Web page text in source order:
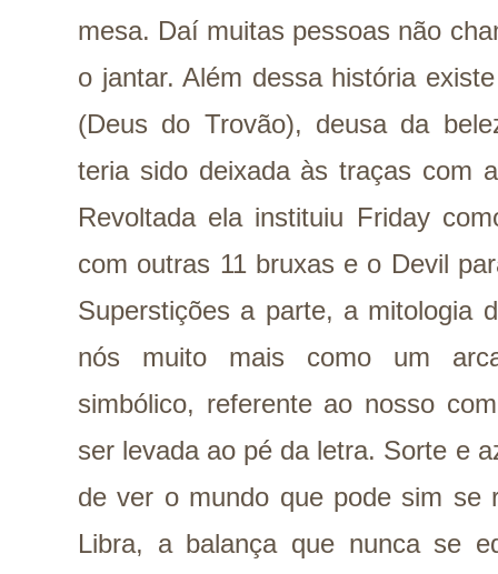
mesa. Daí muitas pessoas não
o jantar. Além dessa história
(Deus do Trovão), deusa da
teria sido deixada às traças com
Revoltada ela instituiu Friday
com outras 11 bruxas e o Devil
Superstições a parte, a mitologia
nós muito mais como um
simbólico, referente ao nosso
ser levada ao pé da letra. Sorte e
de ver o mundo que pode sim se
Libra, a balança que nunca se